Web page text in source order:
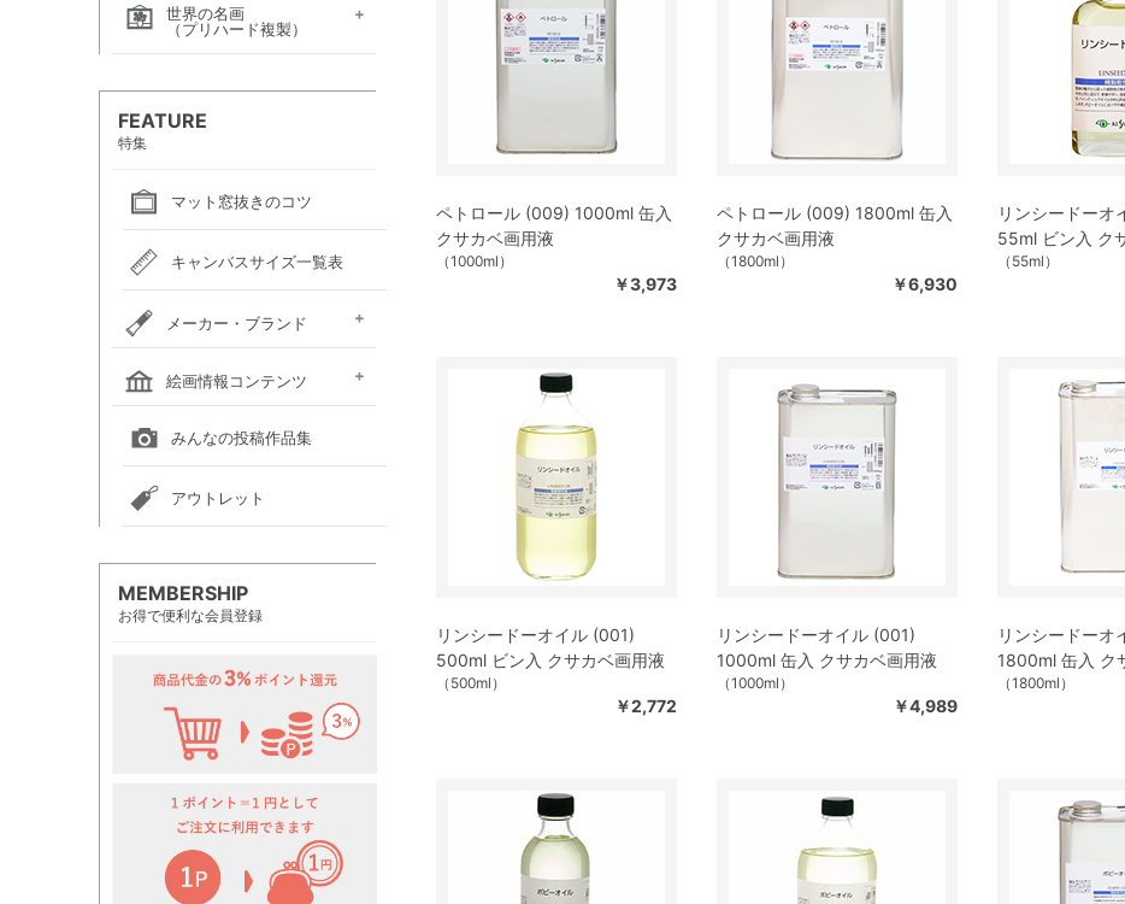
絵画関連書籍
塗り絵
世界の名画
（プリハード複製）
FEATURE
特集
マット窓抜きのコツ
キャンバスサイズ一覧表
メーカー・ブランド
ホルベイン
クサカベ
レンブラント
ヴァンゴッホ
アムステルダム
リキテックス
ウィンザー＆ニュートン
ダーウェント
ターナー色彩
ファーバーカステル
吉祥
ナカガワ胡粉絵具
マルマン
瀬尾製額所
名村大成堂
マルオカ
すべてのメーカー・ブランド
絵画情報コンテンツ
全国の絵画教室一覧
全国の美術館一覧
全国の画廊一覧
みんなの投稿作品集
アウトレット
MEMBERSHIP
お得で便利な会員登録
ペトロール (009) 1000ml 缶入
クサカベ画用液
（1000ml）
￥3,973
ペトロール (009) 1800ml 缶入
クサカベ画用液
（1800ml）
￥6,930
リンシードーオ
55ml ビン入 ク
（55ml）
リンシードーオイル (001)
500ml ビン入 クサカベ画用液
（500ml）
￥2,772
リンシードーオイル (001)
1000ml 缶入 クサカベ画用液
（1000ml）
￥4,989
リンシードーオ
1800ml 缶入 ク
（1800ml）